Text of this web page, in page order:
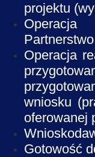
projektu
Operacja
wniosku
oferowanej
Gotowość